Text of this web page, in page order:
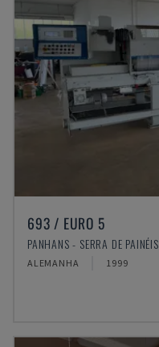
693 / EURO 5
PANHANS - SERRA DE PAINÉIS
ALEMANHA 1999